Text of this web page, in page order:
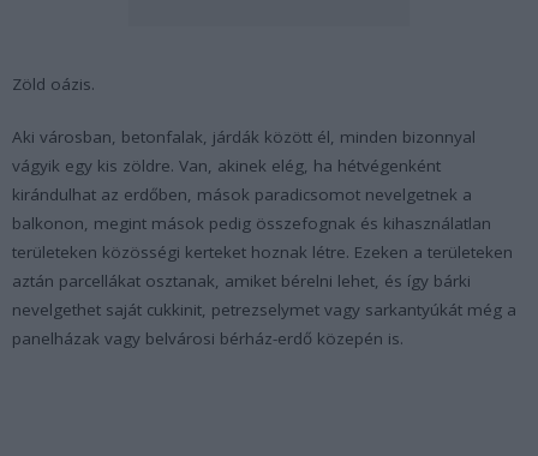
Zöld oázis.
Aki városban, betonfalak, járdák között él, minden bizonnyal
vágyik egy kis zöldre. Van, akinek elég, ha hétvégenként
kirándulhat az erdőben, mások paradicsomot nevelgetnek a
balkonon, megint mások pedig összefognak és kihasználatlan
területeken közösségi kerteket hoznak létre. Ezeken a területeken
aztán parcellákat osztanak, amiket bérelni lehet, és így bárki
nevelgethet saját cukkinit, petrezselymet vagy sarkantyúkát még a
panelházak vagy belvárosi bérház-erdő közepén is.